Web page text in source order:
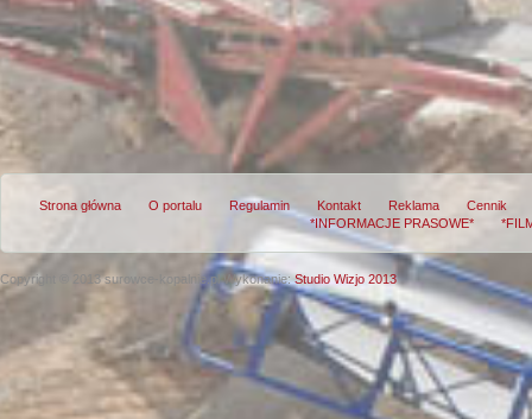
Strona główna O portalu Regulamin Kontakt Reklama
Cennik
*INFORMACJE PRASOWE*
Copyright © 2013 surowce-kopalnie.plWykonanie:Studio Wizjo 2013